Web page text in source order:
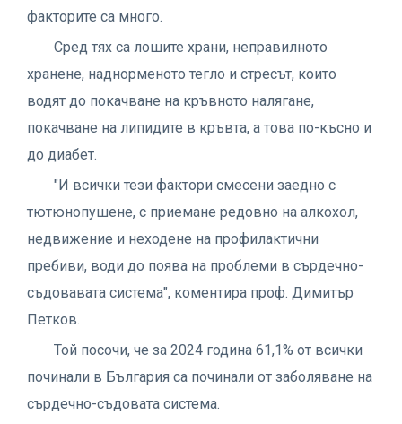
факторите са много.
Сред тях са лошите храни, неправилното
хранене, наднорменото тегло и стресът, които
водят до покачване на кръвното налягане,
покачване на липидите в кръвта, а това по-късно и
до диабет.
"И всички тези фактори смесени заедно с
тютюнопушене, с приемане редовно на алкохол,
недвижение и неходене на профилактични
пребиви, води до поява на проблеми в сърдечно-
съдовавата система", коментира проф. Димитър
Петков.
Той посочи, че за 2024 година 61,1% от всички
починали в България са починали от заболяване на
сърдечно-съдовата система.